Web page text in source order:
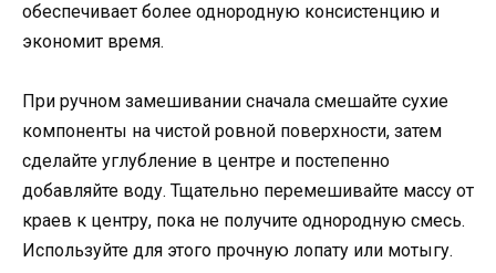
обеспечивает более однородную консистенцию и
экономит время.
При ручном замешивании сначала смешайте сухие
компоненты на чистой ровной поверхности, затем
сделайте углубление в центре и постепенно
добавляйте воду. Тщательно перемешивайте массу от
краев к центру, пока не получите однородную смесь.
Используйте для этого прочную лопату или мотыгу.